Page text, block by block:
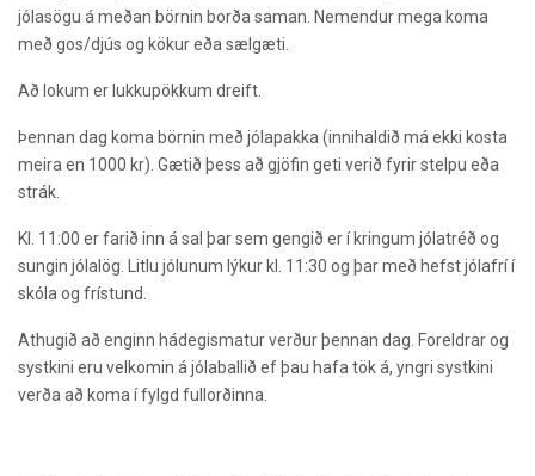
jólasögu á meðan börnin borða saman. Nemendur mega koma
með gos/djús og kökur eða sælgæti.
Að lokum er lukkupökkum dreift.
Þennan dag koma börnin með jólapakka (innihaldið má ekki kosta
meira en 1000 kr). Gætið þess að gjöfin geti verið fyrir stelpu eða
strák.
Kl. 11:00 er farið inn á sal þar sem gengið er í kringum jólatréð og
sungin jólalög. Litlu jólunum lýkur kl. 11:30 og þar með hefst jólafrí í
skóla og frístund.
Athugið að enginn hádegismatur verður þennan dag. Foreldrar og
systkini eru velkomin á jólaballið ef þau hafa tök á, yngri systkini
verða að koma í fylgd fullorðinna.